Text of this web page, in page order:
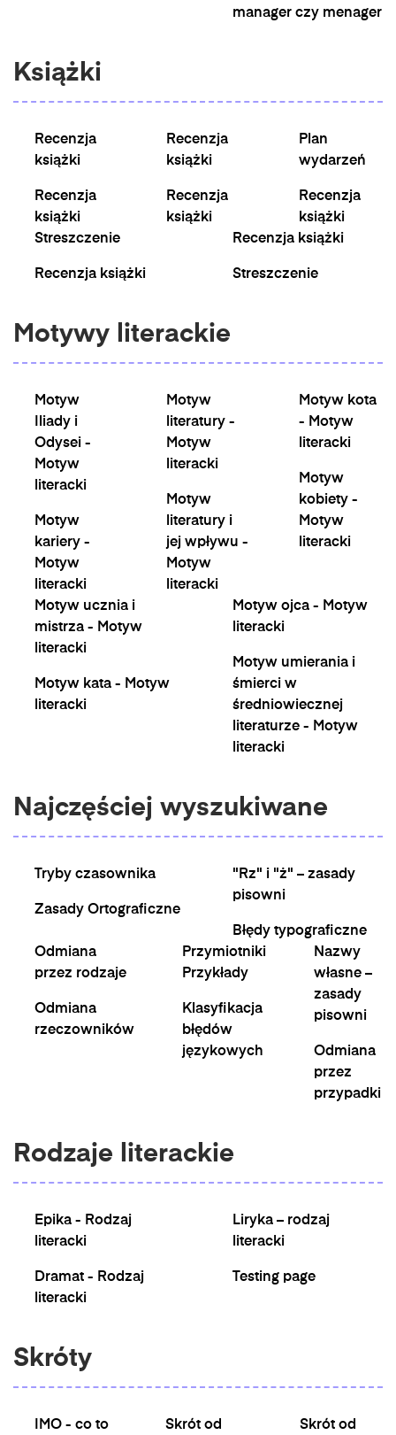
manager czy menager
Książki
Recenzja
książki
Recenzja
książki
Recenzja
książki
Recenzja
książki
Plan
wydarzeń
Recenzja
książki
Streszczenie
Recenzja książki
Recenzja książki
Streszczenie
Motywy literackie
Motyw
Iliady i
Odysei -
Motyw
literacki
Motyw
kariery -
Motyw
literacki
Motyw
literatury -
Motyw
literacki
Motyw
literatury i
jej wpływu -
Motyw
literacki
Motyw kota
- Motyw
literacki
Motyw
kobiety -
Motyw
literacki
Motyw ucznia i
mistrza - Motyw
literacki
Motyw kata - Motyw
literacki
Motyw ojca - Motyw
literacki
Motyw umierania i
śmierci w
średniowiecznej
literaturze - Motyw
literacki
Najczęściej wyszukiwane
Tryby czasownika
Zasady Ortograficzne
"Rz" i "ż" – zasady
pisowni
Błędy typograficzne
Odmiana
przez rodzaje
Odmiana
rzeczowników
Przymiotniki
Przykłady
Klasyfikacja
błędów
językowych
Nazwy
własne –
zasady
pisowni
Odmiana
przez
przypadki
Rodzaje literackie
Epika - Rodzaj
literacki
Dramat - Rodzaj
literacki
Liryka – rodzaj
literacki
Testing page
Skróty
IMO - co to Skrót od Skrót od